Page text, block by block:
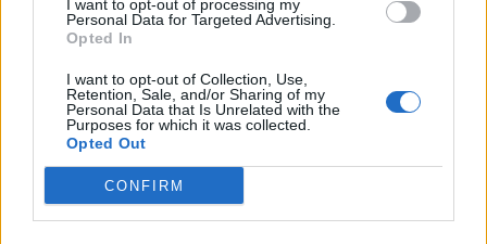
I want to opt-out of processing my
Personal Data for Targeted Advertising.
Opted In
I want to opt-out of Collection, Use,
Retention, Sale, and/or Sharing of my
Personal Data that Is Unrelated with the
Purposes for which it was collected.
Opted Out
CONFIRM